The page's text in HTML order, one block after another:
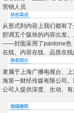
营销人员
从形式到内容上我们都有
腔调五个版块的内容出发
——封面采用了pantone色
在线、内容在线、品质在
隶属于上海广播电视台、
海第一财经传媒有限公司
公司人提供深度、生动、有